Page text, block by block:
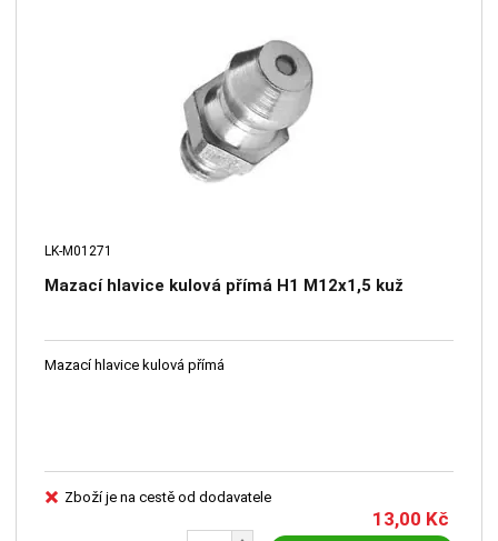
LK-M01271
Mazací hlavice kulová přímá H1 M12x1,5 kuž
Mazací hlavice kulová přímá
Zboží je na cestě od dodavatele
13,00 Kč